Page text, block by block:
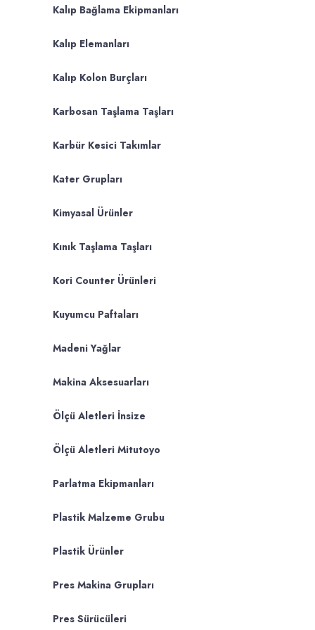
Kalıp Bağlama Ekipmanları
Kalıp Elemanları
Kalıp Kolon Burçları
Karbosan Taşlama Taşları
Karbür Kesici Takımlar
Kater Grupları
Kimyasal Ürünler
Kınık Taşlama Taşları
Kori Counter Ürünleri
Kuyumcu Paftaları
Madeni Yağlar
Makina Aksesuarları
Ölçü Aletleri İnsize
Ölçü Aletleri Mitutoyo
Parlatma Ekipmanları
Plastik Malzeme Grubu
Plastik Ürünler
Pres Makina Grupları
Pres Sürücüleri